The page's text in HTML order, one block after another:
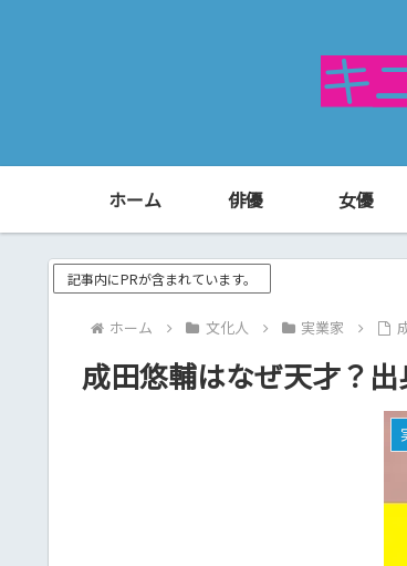
ホーム 俳優 女優
記事内にPRが含まれています。
ホーム 文化人 実業家
成田悠輔はなぜ天才？